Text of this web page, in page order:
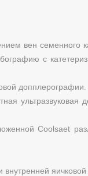
вен семенного
с
допплерографии.
ультразвуковая
Coolsaet
яичковой